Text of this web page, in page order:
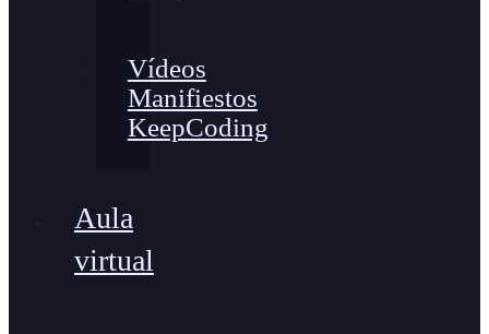
Vídeos
Manifiestos
KeepCoding
Aula
virtual